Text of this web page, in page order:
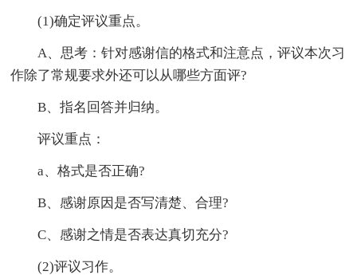
(1)确定评议重点。
A、思考：针对感谢信的格式和注意点，评议本次习
作除了常规要求外还可以从哪些方面评?
B、指名回答并归纳。
评议重点：
a、格式是否正确?
B、感谢原因是否写清楚、合理?
C、感谢之情是否表达真切充分?
(2)评议习作。